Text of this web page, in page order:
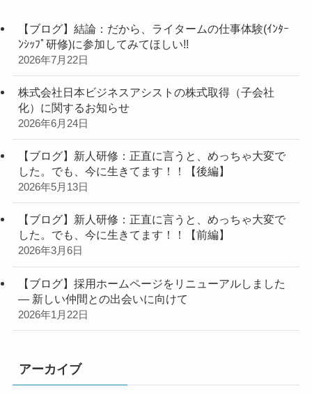
【ブログ】結論：だから、ライタームの仕事体験(ｲﾝﾀｰ
ﾝｼｯﾌﾟ研修)に参加してみてほしい!!
2026年7月22日
株式会社日本ビジネスアシストの株式取得（子会社
化）に関するお知らせ
2026年6月24日
【ブログ】新人研修：正直に言うと、めっちゃ大変で
した。でも、今に生きてます！！【後編】
2026年5月13日
【ブログ】新人研修：正直に言うと、めっちゃ大変で
した。でも、今に生きてます！！【前編】
2026年3月6日
【ブログ】採用ホームページをリニューアルしました
― 新しい仲間との出会いに向けて
2026年1月22日
アーカイブ